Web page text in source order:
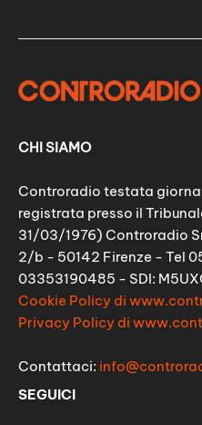
CHI SIAMO
Controradio testata
registrata presso il
31/03/1976) Controradio
2/b - 50142 Firenze - Tel
03353190485 - SDI:
Cookie Policy di
Privacy Policy di
Contattaci:
SEGUICI